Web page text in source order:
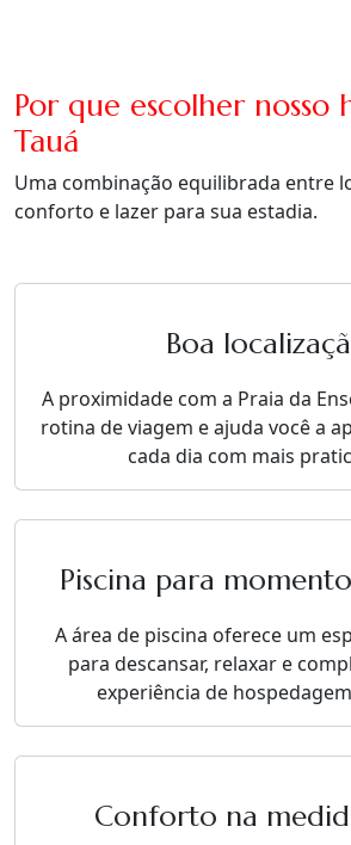
Por que escolher nosso
Tauá
Uma combinação equilibrada entre
conforto e lazer para sua estadia.
Boa
A proximidade com a Praia da
rotina de viagem e ajuda você a
cada dia com mais
Piscina para
A área de piscina oferece um
para descansar, relaxar e
experiência de
Conforto na